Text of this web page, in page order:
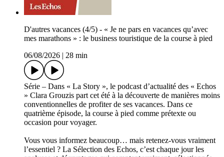
D'autres vacances (4/5) - « Je ne pars en vacances qu’avec
mes marathons » : le business touristique de la course à pied
06/08/2026
28 min
Série – Dans « La Story », le podcast d’actualité des « Echos
» Clara Grouzis part cet été à la découverte de manières moins
conventionnelles de profiter de ses vacances. Dans ce
quatrième épisode, la course à pied comme prétexte ou
occasion pour voyager.
Vous vous informez beaucoup… mais retenez-vous vraiment
l’essentiel ? La Sélection des Echos, c’est chaque jour les